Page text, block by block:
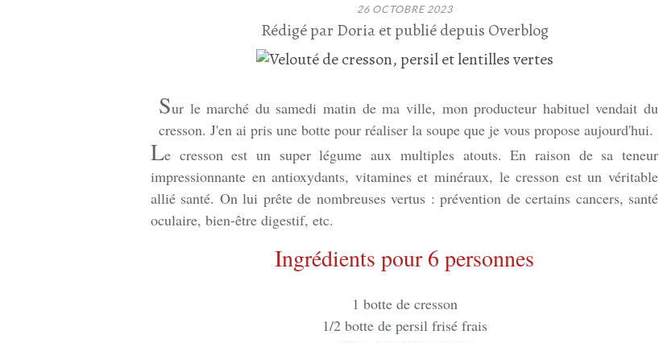
26 OCTOBRE 2023
Rédigé par Doria et publié depuis Overblog
Sur le marché du samedi matin de ma ville, mon producteur habituel vendait du
cresson. J'en ai pris une botte pour réaliser la soupe que je vous propose aujourd'hui.
Le cresson est un super légume aux multiples atouts. En raison de sa teneur
impressionnante en antioxydants, vitamines et minéraux, le cresson est un véritable
allié santé. On lui prête de nombreuses vertus : prévention de certains cancers, santé
oculaire, bien-être digestif, etc.
Ingrédients pour 6 personnes
1 botte de cresson
1/2 botte de persil frisé frais